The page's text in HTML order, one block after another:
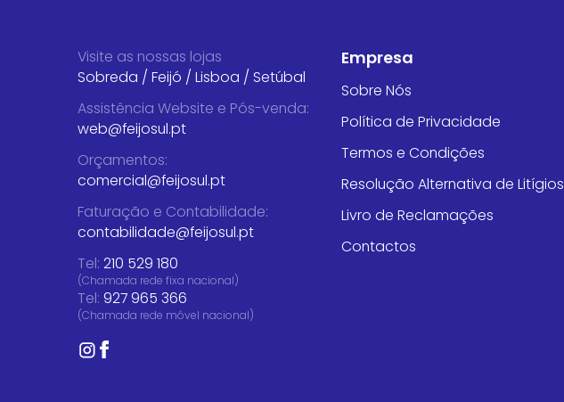
Visite as nossas lojas
Sobreda / Feijó / Lisboa / Setúbal
Assistência Website e Pós-venda:
web@feijosul.pt
Orçamentos:
comercial@feijosul.pt
Faturação e Contabilidade:
contabilidade@feijosul.pt
Tel: 210 529 180
(Chamada rede fixa nacional)
Tel: 927 965 366
(Chamada rede móvel nacional)
Empresa
Sobre Nós
Política de Privacidade
Termos e Condições
Resolução Alternativa de Litígios
Livro de Reclamações
Contactos